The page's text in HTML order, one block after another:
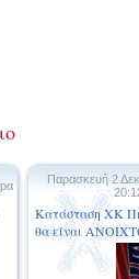
Παρασκευή 2
Κατάσταση ΧΚ
θα είναι